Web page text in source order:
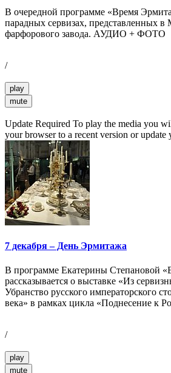
В очередной программе «Время
парадных сервизах, представленных в
фарфорового завода. АУДИО + ФОТО
/
play
mute
Update Required To play the media you
your browser to a recent version or update
7 декабря – День Эрмитажа
В программе Екатерины Степановой
рассказывается о выставке «Из
Убранство русского императорского
века» в рамках цикла «Поднесение к
/
play
mute